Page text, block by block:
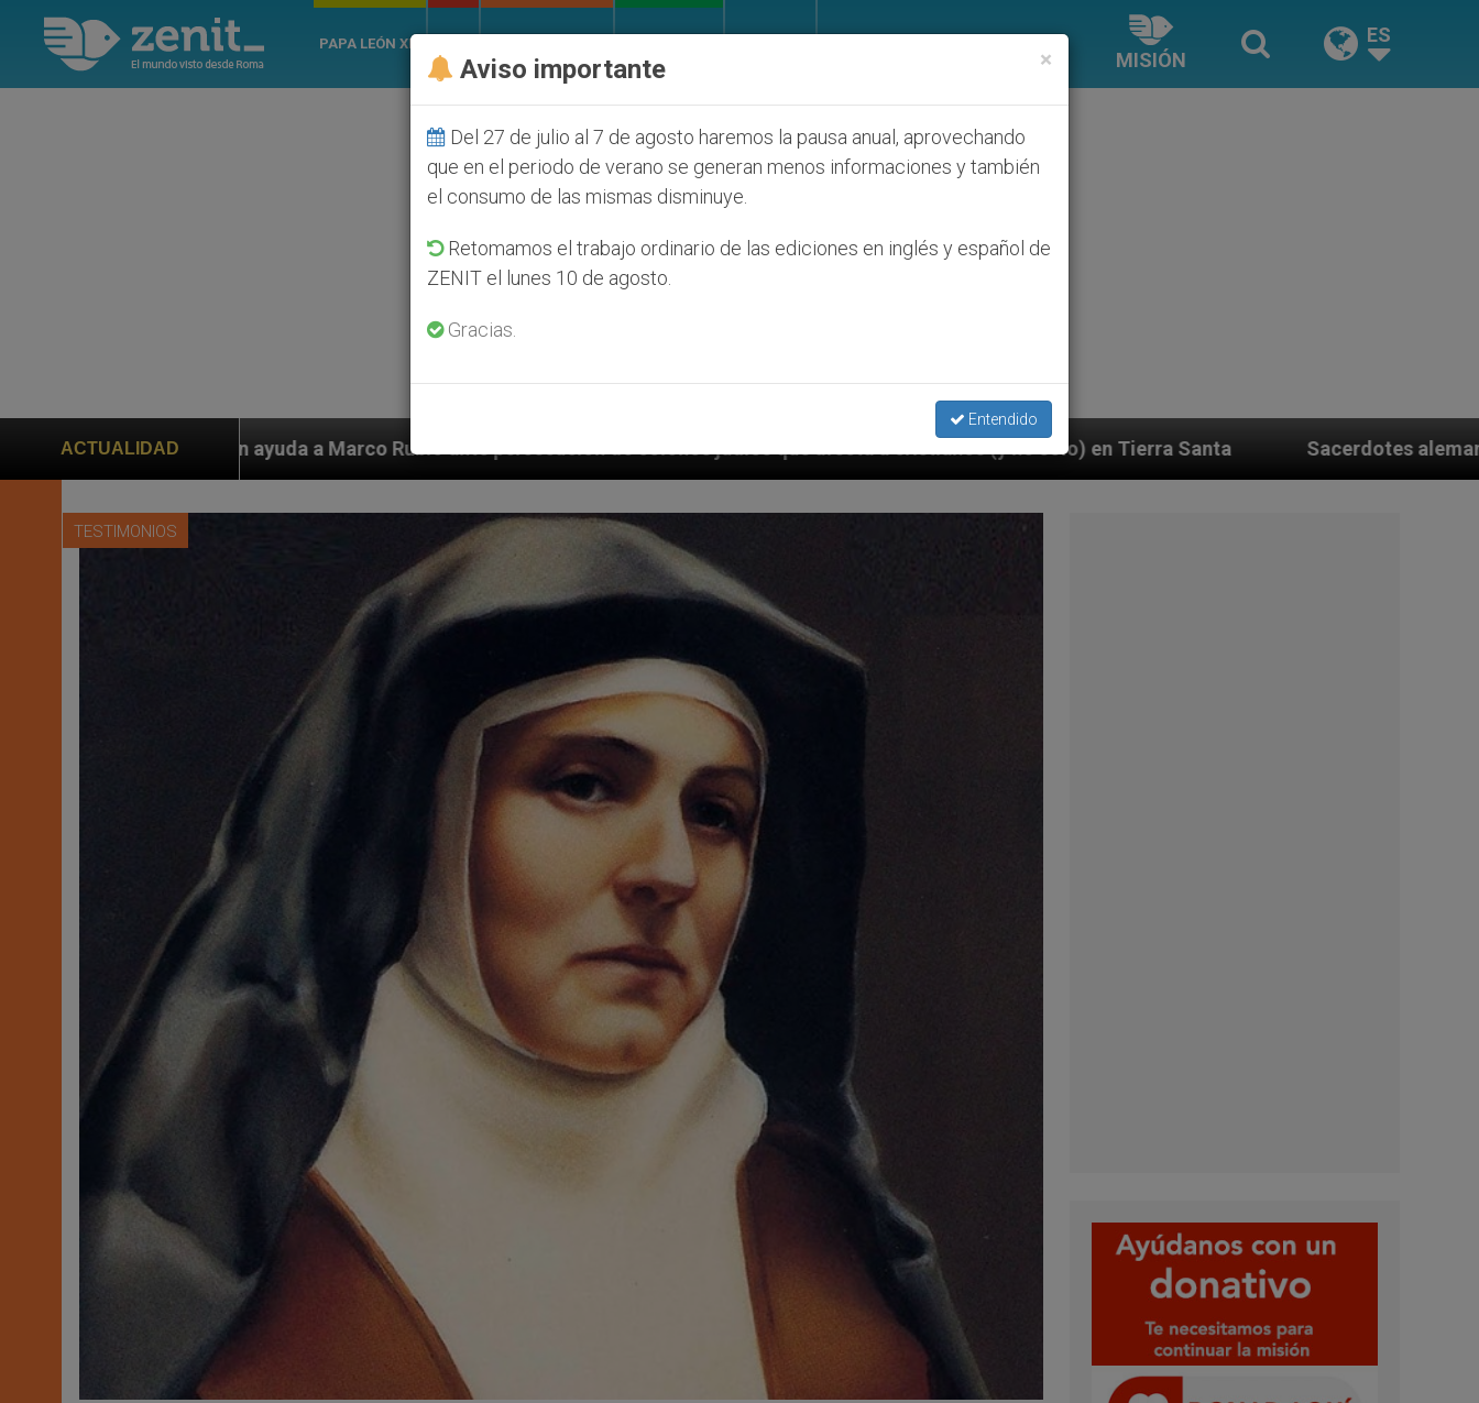
PAPA LEÓN XIV
MISIÓN
ES
ACTUALIDAD
a Marco Rubio ante persecución de colonos judíos que afecta a cristianos (y no sólo) en Tierra Santa Sacerdotes alemanes fieles al Papa
TESTIMONIOS
×
Aviso importante
Del 27 de julio al 7 de agosto haremos la pausa anual, aprovechando
que en el periodo de verano se generan menos informaciones y también
el consumo de las mismas disminuye.
Retomamos el trabajo ordinario de las ediciones en inglés y español de
ZENIT el lunes 10 de agosto.
Gracias.
Entendido